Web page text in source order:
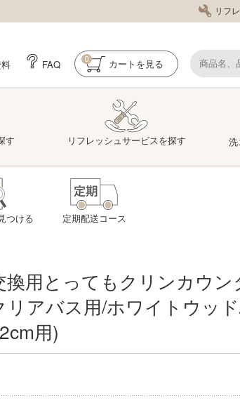
リフ
FAQ カート を見る
0
す リフレッシュサービスを探す
つける 定期配送コース
換用とってもクリンカウン
リアバス用/ホワイトウッ
用)